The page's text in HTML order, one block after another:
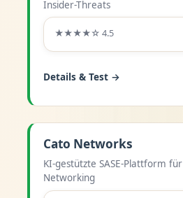
Insider-Threats
★★★★☆ 4.5
Details & Test →
Cato Networks
KI-gestützte SASE-Plattform
Networking